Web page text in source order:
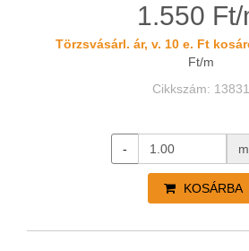
1.550 Ft/
Törzsvásárl. ár, v. 10 e. Ft
Ft/m
Cikkszám: 13831
- m
KOSÁRBA